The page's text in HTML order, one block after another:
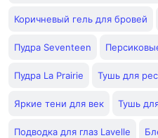
Коричневый гель для бровей
Пудра Seventeen
Пудра La Prairie Тушь для
Яркие тени для век Тушь
Подводка для глаз Lavelle